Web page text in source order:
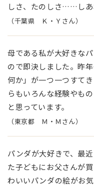
しさ、たのしさ……しあ
（千葉県 Ｋ・Ｙさん）
母である私が大好きな
ので即決しました。昨
何か」が一つ一つすて
らもいろんな経験やも
と思っています。
（東京都 Ｍ・Ｍさん）
パンダが大好きで、最
た子どもにお父さんが
わいいパンダの絵がお